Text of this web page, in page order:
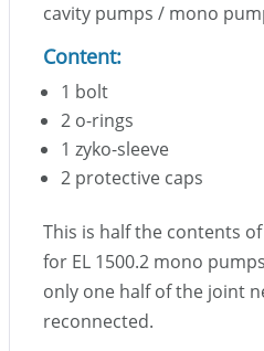
cavity pumps / mono
Content:
1 bolt
2 o-rings
1 zyko-sleeve
2 protective caps
This is half the contents
for EL 1500.2 mono
only one half of the joint
reconnected.